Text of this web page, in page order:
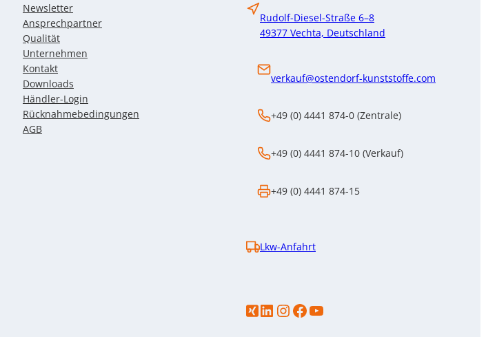
Newsletter
Ansprechpartner
Qualität
Unternehmen
Kontakt
Downloads
Händler-Login
Rücknahmebedingungen
AGB
Rudolf-Diesel-Straße 6–8
49377 Vechta, Deutschland
verkauf@ostendorf-kunststoffe.com
+49 (0) 4441 874-0 (Zentrale)
+49 (0) 4441 874-10 (Verkauf)
+49 (0) 4441 874-15
Lkw-Anfahrt
LinkedIn Instagramhttps://www.facebook.com/p/Gebr-Ostendorf-Kunststoffe-GmbH-100086706583386/ YouTube